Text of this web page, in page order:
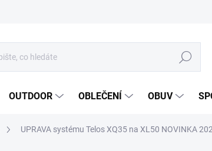
Hledat
OUTDOOR OBLEČENÍ OBUV
UPRAVA systému Telos XQ35 na XL50 NOVINKA